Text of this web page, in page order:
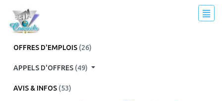
OFFRES D'EMPLOIS (26)
APPELS D'OFFRES (49)
AVIS & INFOS (53)